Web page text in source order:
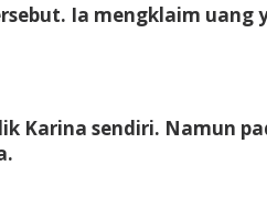
Ia mengklaim
Karina sendiri. Namun